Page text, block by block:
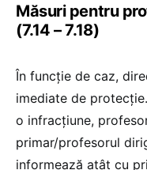
Măsuri pentru
(7.14 – 7.18)
În funcție de caz,
imediate de
o infracțiune,
primar/profesorul
informează atât cu